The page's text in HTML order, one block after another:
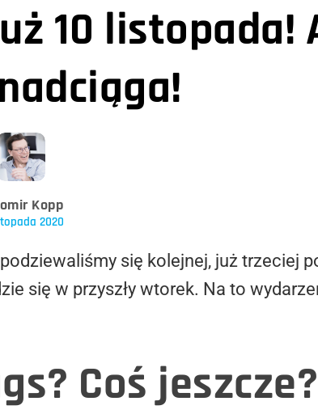
10 listopada!
Kopp
2020
się kolejnej, już trzeciej
się w przyszły wtorek. Na to
Coś jeszcze?